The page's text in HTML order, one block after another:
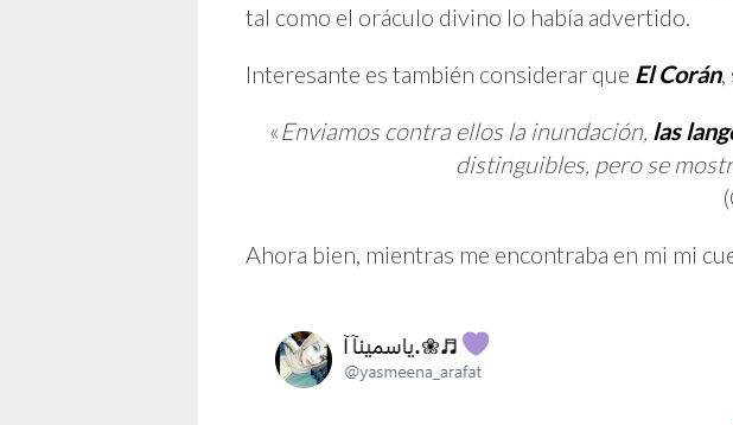
tal como el oráculo divino lo había advertido.
Interesante es también considerar que El Corán,
«Enviamos contra ellos la inundación, las
distinguibles, pero se
Ahora bien, mientras me encontraba en mi mi